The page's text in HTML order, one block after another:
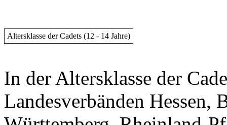
Altersklasse der Cadets (12 - 14 Jahre)
In der Altersklasse der
Landesverbänden Hessen,